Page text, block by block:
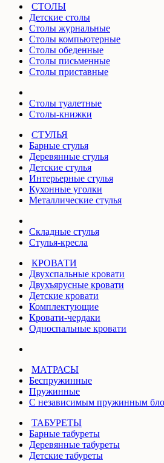
СТОЛЫ
Детские столы
Столы журнальные
Столы компьютерные
Столы обеденные
Столы письменные
Столы приставные
Столы туалетные
Столы-книжки
СТУЛЬЯ
Барные стулья
Деревянные стулья
Детские стулья
Интерьерные стулья
Кухонные уголки
Металлические стулья
Складные стулья
Стулья-кресла
КРОВАТИ
Двухспальные кровати
Двухъярусные кровати
Детские кровати
Комплектующие
Кровати-чердаки
Односпальные кровати
МАТРАСЫ
Беспружинные
Пружинные
С независимым пружинным
ТАБУРЕТЫ
Барные табуреты
Деревянные табуреты
Детские табуреты